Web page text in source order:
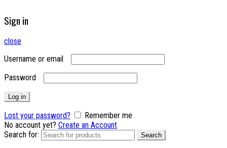
Sign in
close
Username or email
Password
Log in
Lost your password?
Remember me
No account yet? Create an Account
Search for:
Search